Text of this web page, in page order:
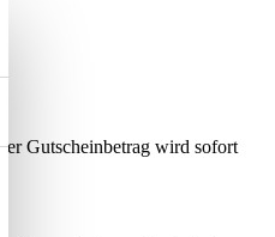
Gutscheinbetrag wird sofort